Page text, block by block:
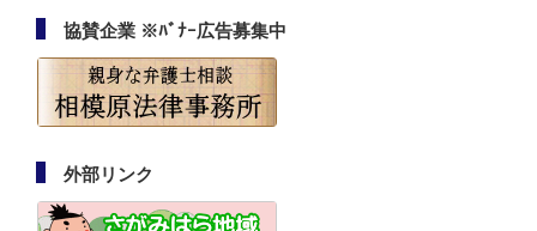
協賛企業 ※ﾊﾞﾅｰ広告募集中
外部リンク